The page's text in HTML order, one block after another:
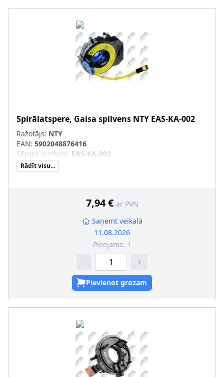
Spirālatspere, Gaisa spilvens NTY EAS-KA-002
Ražotājs: NTY
EAN: 5902048876416
Sērijas numurs: EAS-KA-002
Rādīt visu...
7,94 € ar PVN
Saņemt veikalā
11.08.2026
Pieejams: 1
- +
Pievienot grozam